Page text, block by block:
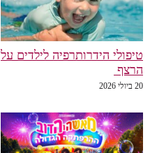
טיפולי הידרותרפיה לילדים על
הרצף
20 ביולי 2026